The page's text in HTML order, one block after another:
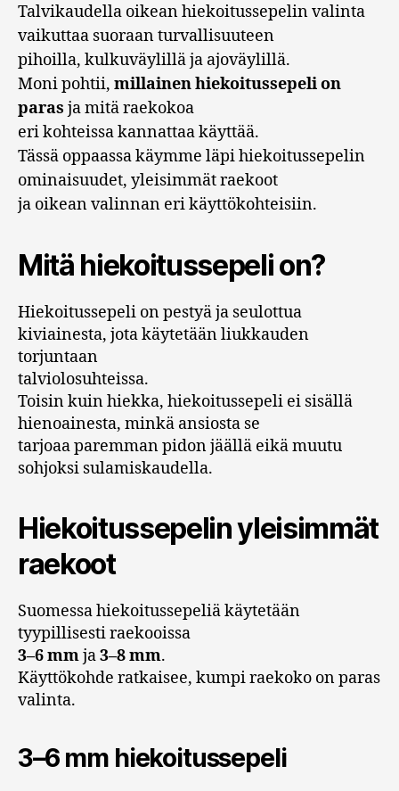
Talvikaudella oikean hiekoitussepelin valinta
vaikuttaa suoraan turvallisuuteen
pihoilla, kulkuväylillä ja ajoväylillä.
Moni pohtii, millainen hiekoitussepeli on
paras ja mitä raekokoa
eri kohteissa kannattaa käyttää.
Tässä oppaassa käymme läpi hiekoitussepelin
ominaisuudet, yleisimmät raekoot
ja oikean valinnan eri käyttökohteisiin.
Mitä hiekoitussepeli on?
Hiekoitussepeli on pestyä ja seulottua
kiviainesta, jota käytetään liukkauden
torjuntaan
talviolosuhteissa.
Toisin kuin hiekka, hiekoitussepeli ei sisällä
hienoainesta, minkä ansiosta se
tarjoaa paremman pidon jäällä eikä muutu
sohjoksi sulamiskaudella.
Hiekoitussepelin yleisimmät
raekoot
Suomessa hiekoitussepeliä käytetään
tyypillisesti raekooissa
3–6 mmja3–8 mm.
Käyttökohde ratkaisee, kumpi raekoko on paras
valinta.
3–6 mm hiekoitussepeli